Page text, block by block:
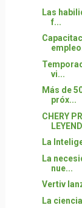
Las
f...
vi...
Más de
próx...
CHERY
La
La
nue...
Vertiv
La